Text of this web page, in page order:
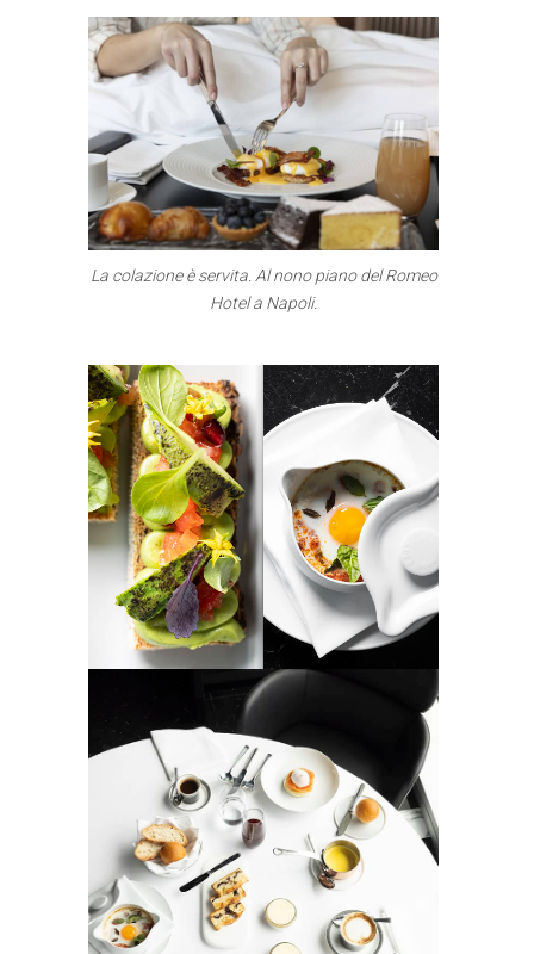
La colazione è servita. Al nono piano del Romeo
Hotel a Napoli.